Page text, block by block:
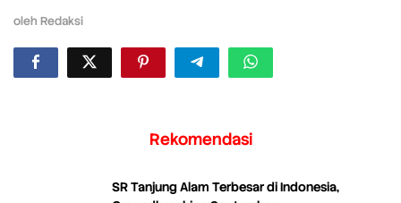
oleh Redaksi
Rekomendasi
SR Tanjung Alam Terbesar di Indonesia,